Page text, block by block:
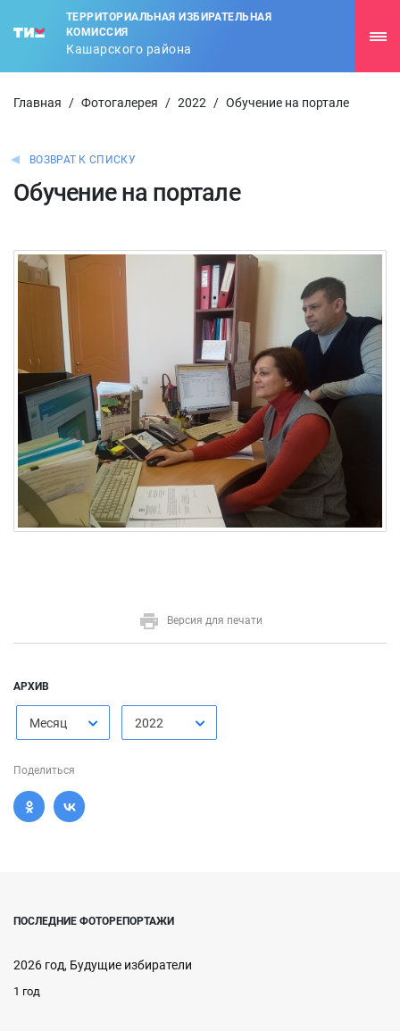
ТЕРРИТОРИАЛЬНАЯ ИЗБИРАТЕЛЬНАЯ
КОМИССИЯ
Кашарского района
Главная / Фотогалерея / 2022 / Обучение на портале
ВОЗВРАТ К СПИСКУ
Обучение на портале
Версия для печати
АРХИВ
Месяц 2022
Поделиться
ПОСЛЕДНИЕ ФОТОРЕПОРТАЖИ
2026 год, Будущие избиратели
1 год